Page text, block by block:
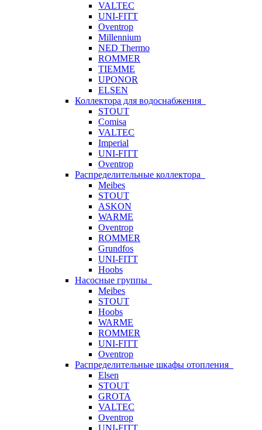
VALTEC
UNI-FITT
Oventrop
Millennium
NED Thermo
ROMMER
TIEMME
UPONOR
ELSEN
Коллектора для водоснабжения
STOUT
Comisa
VALTEC
Imperial
UNI-FITT
Oventrop
Распределительные коллектора
Meibes
STOUT
ASKON
WARME
Oventrop
ROMMER
Grundfos
UNI-FITT
Hoobs
Насосные группы
Meibes
STOUT
Hoobs
WARME
ROMMER
UNI-FITT
Oventrop
Распределительные шкафы отопления
Elsen
STOUT
GROTA
VALTEC
Oventrop
UNI-FITT